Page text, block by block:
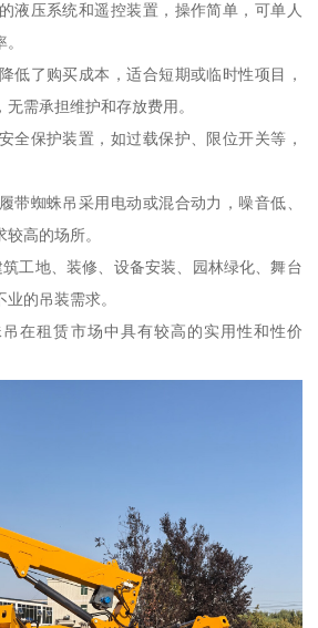
液压系统和遥控装置，操作简单，可单人
低了购买成本，适合短期或临时性项目，
需承担维护和存放费用。
全保护装置，如过载保护、限位开关等，
带蜘蛛吊采用电动或混合动力，噪音低、
高的场所。
工地、装修、设备安装、园林绿化、舞台
的吊装需求。
在租赁市场中具有较高的实用性和性价